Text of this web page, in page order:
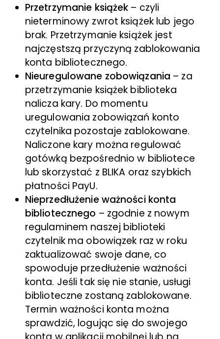
Przetrzymanie książek – czyli
nieterminowy zwrot książek lub jego
brak. Przetrzymanie książek jest
najczęstszą przyczyną zablokowania
konta bibliotecznego.
Nieuregulowane zobowiązania – za
przetrzymanie książek biblioteka
nalicza kary. Do momentu
uregulowania zobowiązań konto
czytelnika pozostaje zablokowane.
Naliczone kary można regulować
gotówką bezpośrednio w bibliotece
lub skorzystać z BLIKA oraz szybkich
płatności PayU.
Nieprzedłużenie ważności konta
bibliotecznego – zgodnie z nowym
regulaminem naszej biblioteki
czytelnik ma obowiązek raz w roku
zaktualizować swoje dane, co
spowoduje przedłużenie ważności
konta. Jeśli tak się nie stanie, usługi
biblioteczne zostaną zablokowane.
Termin ważności konta można
sprawdzić, logując się do swojego